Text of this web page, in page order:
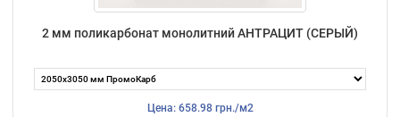
2 мм поликарбонат монолитний АНТРАЦИТ (СЕРЫЙ)
Цена: 658.98 грн./м2